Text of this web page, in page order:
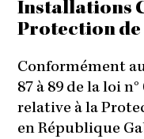
Installations
Protection
Conformément
87 à 89 de la loi
relative à la
en République